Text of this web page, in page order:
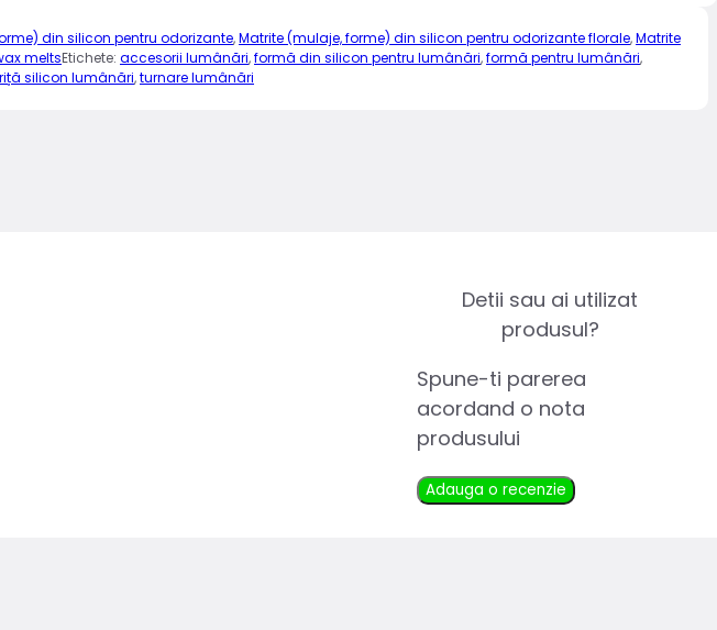
din silicon pentru odorizante,Matrite (mulaje, forme) din silicon pentru odorizante florale,Matrite
meltsEtichete: accesorii lumânări,formă din silicon pentru lumânări,formă pentru lumânări,
silicon lumânări,turnare lumânări
Detii sau ai utilizat
produsul?
Spune-ti parerea
acordand o nota
produsului
Adauga o recenzie